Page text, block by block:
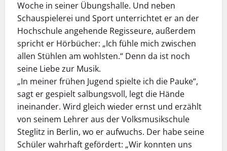
Woche in seiner Übungshalle. Und neben
Schauspielerei und Sport unterrichtet er an der
Hochschule angehende Regisseure, außerdem
spricht er Hörbücher: „Ich fühle mich zwischen
allen Stühlen am wohlsten.“ Denn da ist noch
seine Liebe zur Musik.
„In meiner frühen Jugend spielte ich die Pauke“,
sagt er gespielt salbungsvoll, legt die Hände
ineinander. Wird gleich wieder ernst und erzählt
von seinem Lehrer aus der Volksmusikschule
Steglitz in Berlin, wo er aufwuchs. Der habe seine
Schüler wahrhaft gefördert: „Wir konnten uns